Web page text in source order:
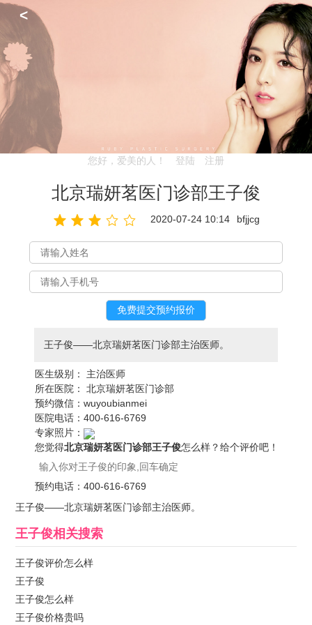
<
您好，爱美的人！ 登陆 注册
北京瑞妍茗医门诊部王子俊
2020-07-24 10:14 bfjjcg
王子俊——北京瑞妍茗医门诊部主治医师。
医生级别：
主治医师
所在医院：
北京瑞妍茗医门诊部
预约微信：wuyoubianmei
医院电话：400-616-6769
专家照片：
您觉得北京瑞妍茗医门诊部王子俊怎么样？给个评价吧！
预约电话：400-616-6769
王子俊——北京瑞妍茗医门诊部主治医师。
王子俊相关搜索
王子俊评价怎么样
王子俊
王子俊怎么样
王子俊价格贵吗